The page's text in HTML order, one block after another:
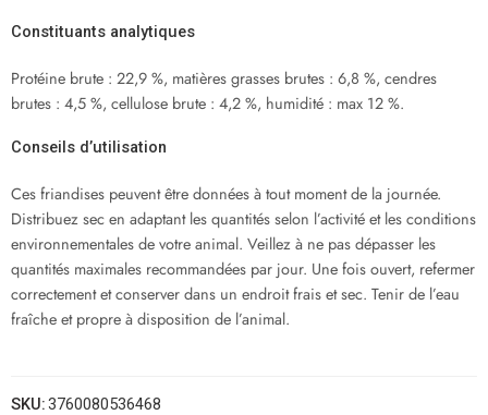
Constituants analytiques
Protéine brute : 22,9 %, matières grasses brutes : 6,8 %, cendres
brutes : 4,5 %, cellulose brute : 4,2 %, humidité : max 12 %.
Conseils d’utilisation
Ces friandises peuvent être données à tout moment de la journée.
Distribuez sec en adaptant les quantités selon l’activité et les conditions
environnementales de votre animal. Veillez à ne pas dépasser les
quantités maximales recommandées par jour. Une fois ouvert, refermer
correctement et conserver dans un endroit frais et sec. Tenir de l’eau
fraîche et propre à disposition de l’animal.
SKU:3760080536468